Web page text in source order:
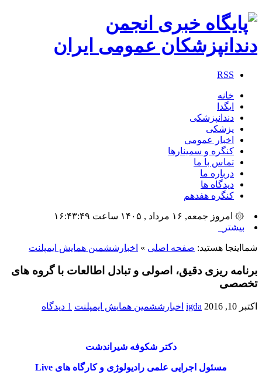
RSS
خانه
ایگدا
دندانپزشکی
پزشکی
اخبار عمومی
کنگره و سمینارها
تماس با ما
درباره ما
دیدگاه ها
کنگره هفدهم
۞ امروز جمعه, ۱۶ مرداد , ۱۴۰۵ ساعت ۱۶:۴۳:۴۹
بیشترین تعداد س_
شمااینجا هستید: صفحه اصلی » اخبارششمین همایش ایمپلنت
برنامه ریزی دقیق، اصولی و تبادل اطالعات با گروه های
تخصصی
اکتبر 10, 2016 igda اخبارششمین همایش ایمپلنت 1 دیدگاه
دکتر شکوفه شیراندشت
مسئول اجرایی علمی رادیولوژی و کارگاه های Live